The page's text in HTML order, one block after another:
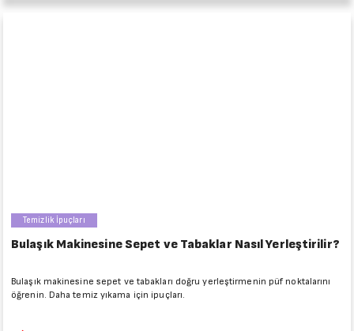
Temizlik İpuçları
Bulaşık Makinesine Sepet ve Tabaklar Nasıl Yerleştirilir?
Bulaşık makinesine sepet ve tabakları doğru yerleştirmenin püf noktalarını
öğrenin. Daha temiz yıkama için ipuçları.